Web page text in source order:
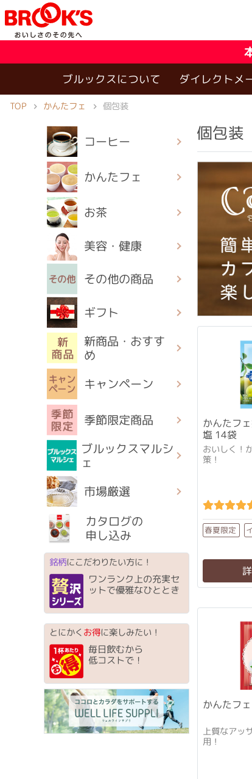
ブルックスについて ダイレクトメ
TOP かんたフェ 個包装
コーヒー
かんたフェ
お茶
美容・健康
その他の商品
ギフト
新商品・おすす
め
キャンペーン
季節限定商品
ブルックスマルシ
ェ
市場厳選
カタログの
申し込み
銘柄にこだわりたい方に！
ワンランク上の充実セ
ットで優雅なひととき
とにかくお得に楽しみたい！
毎日飲むから
低コストで！
個包装
かんたフ
塩 14袋
おいしく！
策！
春夏限定
かんたフ
上質なアッ
用！